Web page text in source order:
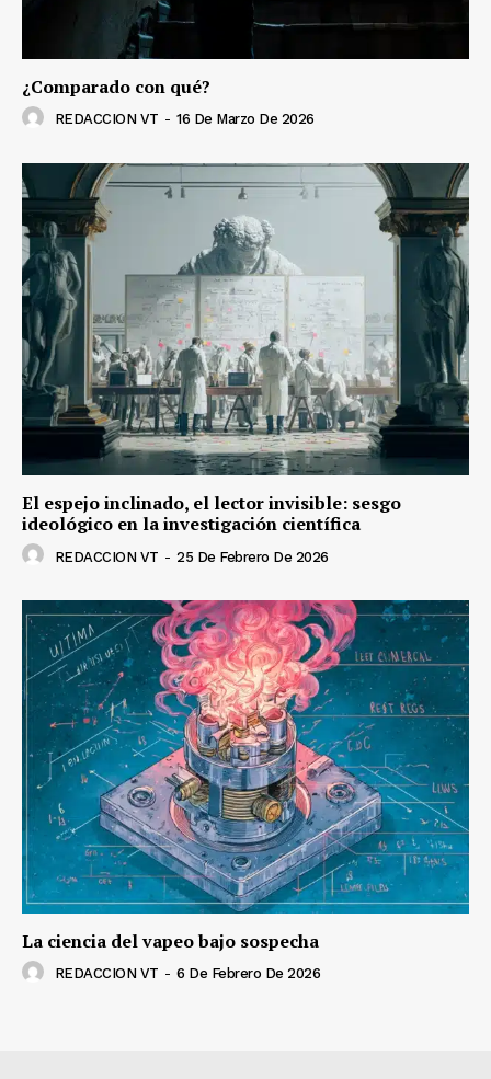
¿Comparado con qué?
REDACCION VT - 16 De Marzo De 2026
El espejo inclinado, el lector invisible: sesgo
ideológico en la investigación científica
REDACCION VT - 25 De Febrero De 2026
La ciencia del vapeo bajo sospecha
REDACCION VT - 6 De Febrero De 2026